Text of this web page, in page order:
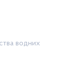
водних